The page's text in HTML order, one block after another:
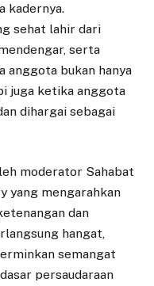
kadernya.
sehat lahir dari
serta
anggota bukan hanya
juga ketika anggota
dihargai sebagai
moderator Sahabat
yang mengarahkan
dan
hangat,
semangat
persaudaraan